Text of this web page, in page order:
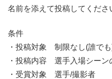
名前を添えて投稿してくださ
条件
・投稿対象 制限なし(誰で
・投稿内容 選手入場シーン
・受賞対象 選手/撮影者